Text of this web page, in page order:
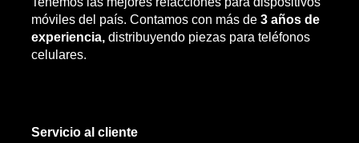
móviles del país. Contamos con más de 3 años de
experiencia, distribuyendo piezas para teléfonos
celulares.
Servicio al cliente